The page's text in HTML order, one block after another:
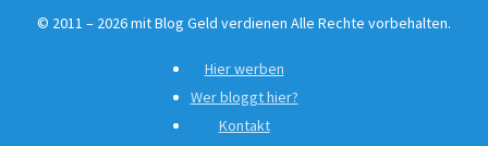
© 2011 – 2026mit Blog Geld verdienen Alle Rechte vorbehalten.
Hier werben
Wer bloggt hier?
Kontakt